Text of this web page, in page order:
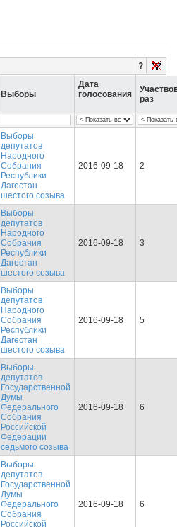
?
Выборы
Дата
голосования
раз
Выборы
депутатов
Народного
Собрания
Республики
Дагестан
шестого созыва
2016-09-18 2
Выборы
депутатов
Народного
Собрания
Республики
Дагестан
шестого созыва
2016-09-18 3
Выборы
депутатов
Народного
Собрания
Республики
Дагестан
шестого созыва
2016-09-18 5
Выборы
депутатов
Государственной
Думы
Федерального
Собрания
Российской
Федерации
седьмого созыва
2016-09-18 6
Выборы
депутатов
Государственной
Думы
Федерального
Собрания
Российской
2016-09-18 6